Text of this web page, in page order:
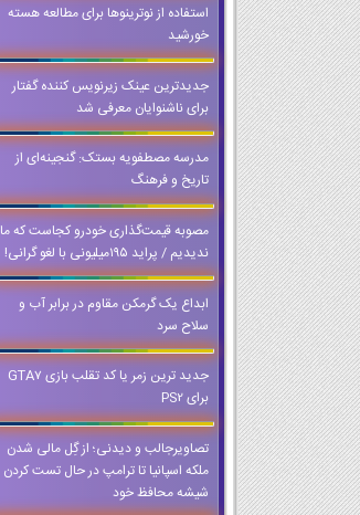
استفاده از نوترینوها برای مطالعه هسته
خورشید
جدیدترین عینک زیرنویس کننده گفتار
برای ناشنوایان معرفی شد
مدرسه مصطفویه بستک: گنجینه‌ای از
تاریخ و فرهنگ
مصوبه قیمت‌گذاری خودرو کجاست که ما
ندیدیم / پراید ۱۹۵میلیونی با لغو گرانی!
ابداع یک گرمکن مقاوم در برابر آب و
سلاح سرد
جدید ترین زمر یا کد تقلب بازی GTA7
برای PS2
تصاویرجالب و دیدنی؛ از گِل مالی شدن
ملکه اسپانیا تا ترامپ در حال تست کردن
شیشه محافظ خود